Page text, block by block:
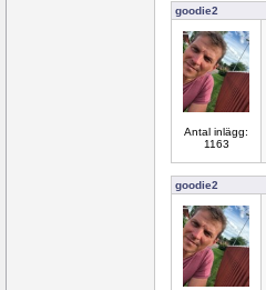
goodie2
Antal inlägg:
1163
goodie2